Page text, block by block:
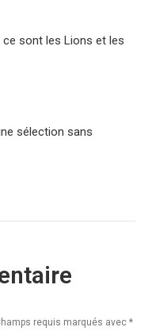
ce sont les Lions et les
sélection sans
requis marqués avec *